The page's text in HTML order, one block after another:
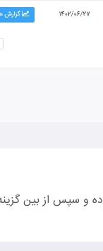
و سپس از بین